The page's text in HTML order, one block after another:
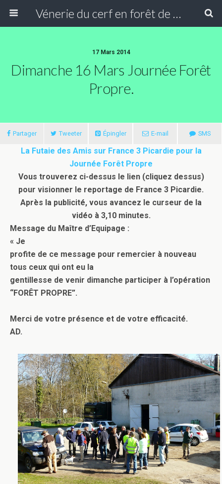
Vénerie du cerf en forêt de Compiègne
17 Mars 2014
Dimanche 16 Mars Journée Forêt
Propre.
Partager Tweeter Épingler E-mail SMS
La Futaie des Amis sur France 3 Picardie pour la
Journée Forêt Propre
Vous trouverez ci-dessus le lien (cliquez dessus)
pour visionner le reportage de France 3 Picardie.
Après la publicité, vous avancez le curseur de la
vidéo à 3,10 minutes.
Message du Maître d’Equipage :
« Je
profite de ce message pour remercier à nouveau
tous ceux qui ont eu la
gentillesse de venir dimanche participer à l’opération
“FORÊT PROPRE”.
Merci de votre présence et de votre efficacité.
AD.